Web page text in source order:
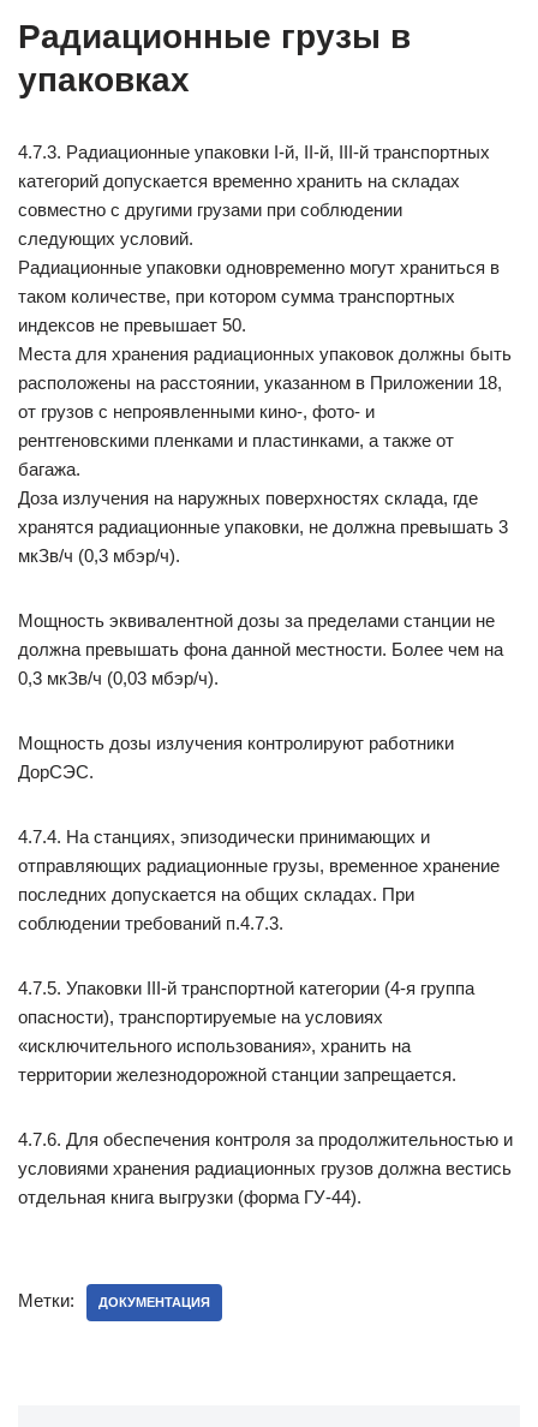
Радиационные грузы в
упаковках
4.7.3. Радиационные упаковки I-й, II-й, III-й транспортных
категорий допускается временно хранить на складах
совместно с другими грузами при соблюдении
следующих условий.
Радиационные упаковки одновременно могут храниться в
таком количестве, при котором сумма транспортных
индексов не превышает 50.
Места для хранения радиационных упаковок должны быть
расположены на расстоянии, указанном в Приложении 18,
от грузов с непроявленными кино-, фото- и
рентгеновскими пленками и пластинками, а также от
багажа.
Доза излучения на наружных поверхностях склада, где
хранятся радиационные упаковки, не должна превышать 3
мкЗв/ч (0,3 мбэр/ч).
Мощность эквивалентной дозы за пределами станции не
должна превышать фона данной местности. Более чем на
0,3 мкЗв/ч (0,03 мбэр/ч).
Мощность дозы излучения контролируют работники
ДорСЭС.
4.7.4. На станциях, эпизодически принимающих и
отправляющих радиационные грузы, временное хранение
последних допускается на общих складах. При
соблюдении требований п.4.7.3.
4.7.5. Упаковки III-й транспортной категории (4-я группа
опасности), транспортируемые на условиях
«исключительного использования», хранить на
территории железнодорожной станции запрещается.
4.7.6. Для обеспечения контроля за продолжительностью и
условиями хранения радиационных грузов должна вестись
отдельная книга выгрузки (форма ГУ-44).
Метки: ДОКУМЕНТАЦИЯ